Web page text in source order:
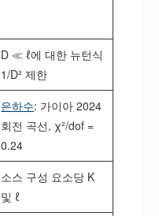
D ≪ ℓ에 대한 뉴턴식
1/D² 제한
은하수: 가이아 2024
회전 곡선, χ²/dof =
0.24
소스 구성 요소당 K
및 ℓ